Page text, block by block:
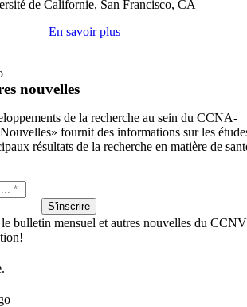
de Californie, San Francisco, CA
En savoir plus
nouvelles
de la recherche au sein du CCNA-
fournit des informations sur les
résultats de la recherche en matière de
S'inscrire
le bulletin mensuel et autres nouvelles du CCNV